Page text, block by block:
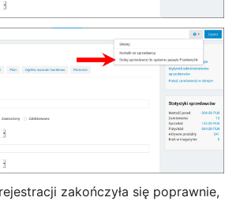
zakończyła się poprawnie,